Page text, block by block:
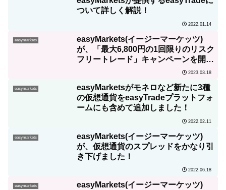
ついて詳しく解説！
2022.01.14
easymarkets
easyMarkets(イージーマーケッツ)
が、「最大6,800円の1回限りのリスク
フリートレード」キャンペーンを開
2023.03.18
easymarkets
easyMarketsがモネロなど新たに3種
の仮想通貨をeasyTradeプラットフォ
ームにも含めて追加しました！
2022.02.11
easymarkets
easyMarkets(イージーマーケッツ)
が、仮想通貨のスプレッドをかなり引
き下げました！
2022.06.18
easymarkets
easyMarkets(イージーマーケッツ)